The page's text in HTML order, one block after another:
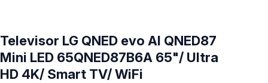
Televisor LG QNED evo AI QNED87
Mini LED 65QNED87B6A 65"/ Ultra
HD 4K/ Smart TV/ WiFi